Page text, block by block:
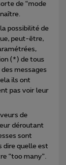
de “mode
possibilité de
peut-être,
(*) de tous
messages
ils ont
pas voir leur
de
déroutant
sont
dire quelle est
“too many”.